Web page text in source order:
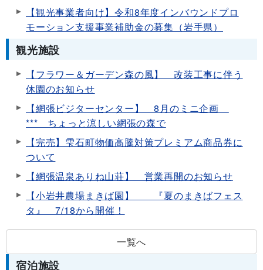
【観光事業者向け】令和8年度インバウンドプロ
モーション支援事業補助金の募集（岩手県）
観光施設
【フラワー＆ガーデン森の風】 改装工事に伴う
休園のお知らせ
【網張ビジターセンター】 8月のミニ企画
*** ちょっと涼しい網張の森で
【完売】雫石町物価高騰対策プレミアム商品券に
ついて
【網張温泉ありね山荘】 営業再開のお知らせ
【小岩井農場まきば園】 『夏のまきばフェス
タ』 7/18から開催！
一覧へ
宿泊施設